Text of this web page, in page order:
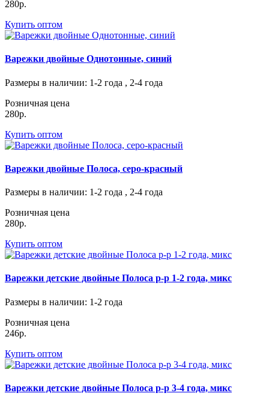
280р.
Купить оптом
Варежки двойные Однотонные, синий
Размеры в наличии: 1-2 года , 2-4 года
Розничная цена
280р.
Купить оптом
Варежки двойные Полоса, серо-красный
Размеры в наличии: 1-2 года , 2-4 года
Розничная цена
280р.
Купить оптом
Варежки детские двойные Полоса р-р 1-2 года, микс
Размеры в наличии: 1-2 года
Розничная цена
246р.
Купить оптом
Варежки детские двойные Полоса р-р 3-4 года, микс